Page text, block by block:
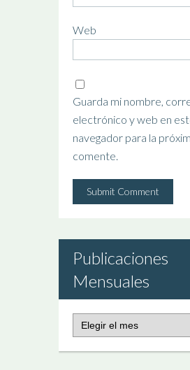
Web
Guarda mi nombre,
electrónico y web en
navegador para la
comente.
Publicaciones
Mensuales
Mensuales